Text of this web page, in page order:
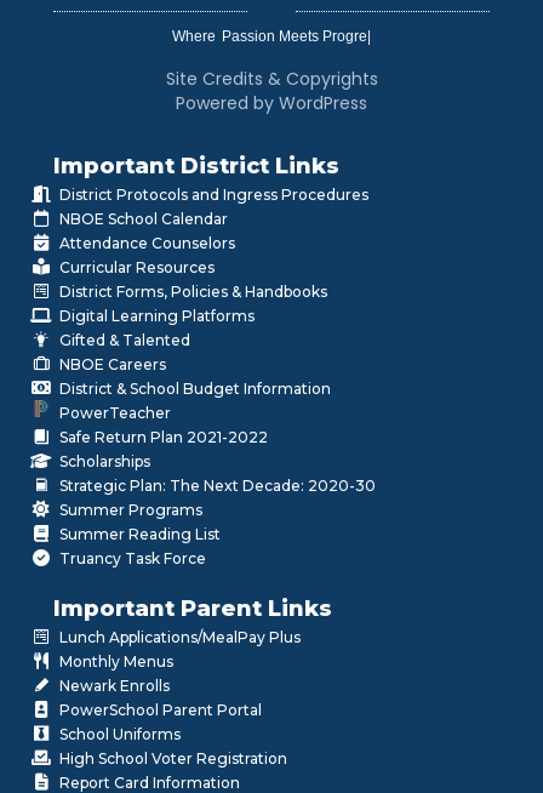
Where
Site Credits & Copyrights
Powered by WordPress
Important District Links
District Protocols and Ingress Procedures
NBOE School Calendar
Attendance Counselors
Curricular Resources
District Forms, Policies & Handbooks
Digital Learning Platforms
Gifted & Talented
NBOE Careers
District & School Budget Information
PowerTeacher
Safe Return Plan 2021-2022
Scholarships
Strategic Plan: The Next Decade: 2020-30
Summer Programs
Summer Reading List
Truancy Task Force
Important Parent Links
Lunch Applications/MealPay Plus
Monthly Menus
Newark Enrolls
PowerSchool Parent Portal
School Uniforms
High School Voter Registration
Report Card Information